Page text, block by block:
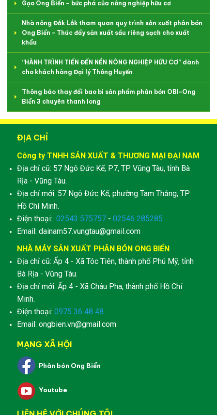
Gạo Ong Biển – bức phá của nông nghiệp hữu cơ
Nhà nông Đắk Lắk tham quan quy trình sản xuất phân bón
Ong Biển - Thúc đẩy sản xuất sầu riêng sạch cho xuất
khẩu
“HÀNH TRÌNH TIẾN ĐẾN NỀN NÔNG NGHIỆP HỮU CƠ” dành
cho khách hàng Đại lý Thông Huyền
Thông báo thay đổi bao bì sản phẩm phân bón OBI-Ong
Biển 3 chuyên thanh long
ĐỊA CHỈ
Công ty TNHH SẢN XUẤT & THƯƠNG MẠI ĐẠI NAM
Địa chỉ cũ: 57 Ngô Đức Kế, P7, TP Vũng Tàu, tỉnh Bà
Rịa - Vũng Tàu.
Địa chỉ mới: 57 Ngô Đức Kế, phường Tam Thắng, TP
Hồ Chí Minh.
Điện thoại: 02543 575757 - 02546 285285
Email: dainam57.vungtau@gmail.com
NHÀ MÁY SẢN XUẤT PHÂN BÓN ONG BIỂN
Địa chỉ cũ: Ấp 4 - Xã Tóc Tiên, thành phố Phú Mỹ, tỉnh
Bà Rịa - Vũng Tàu.
Địa chỉ mới: Ấp 4 - Xã Châu Pha, thành phố Hồ Chí
Minh.
Điện thoại: 0975 36 48 48
Email: ongbien.vn@gmail.com
MẠNG XÃ HỘI
Phân bón Ong Biển
Youtube